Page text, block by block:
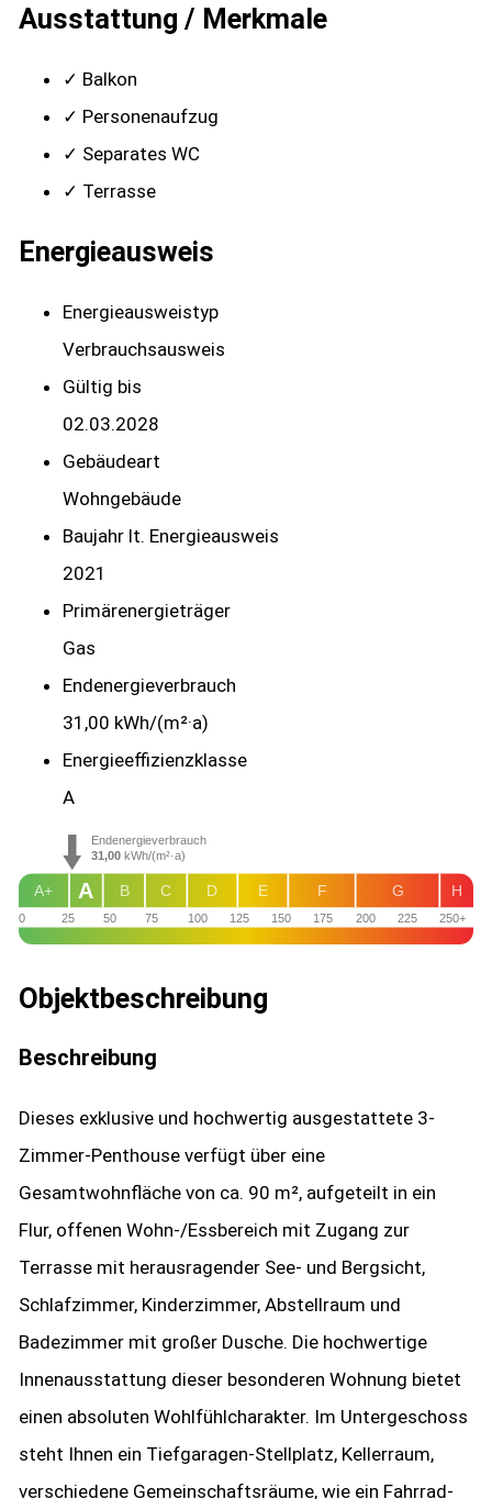
Ausstattung / Merkmale
✓ Balkon
✓ Personenaufzug
✓ Separates WC
✓ Terrasse
Energieausweis
Energieausweistyp
Verbrauchs­ausweis
Gültig bis
02.03.2028
Gebäudeart
Wohngebäude
Baujahr lt. Energieausweis
2021
Primärenergieträger
Gas
Endenergie­verbrauch
31,00 kWh/(m²·a)
Energie­effizienz­klasse
A
0 25 50 75 100 125 150 175 200 225 250+
H
G
F
E
D
C
B
A+ A
Endenergieverbrauch
31,00kWh/(m²·a)
Objekt­beschreibung
Beschreibung
Dieses exklusive und hochwertig ausgestattete 3-
Zimmer-Penthouse verfügt über eine
Gesamtwohnfläche von ca. 90 m², aufgeteilt in ein
Flur, offenen Wohn-/Essbereich mit Zugang zur
Terrasse mit herausragender See- und Bergsicht,
Schlafzimmer, Kinderzimmer, Abstellraum und
Badezimmer mit großer Dusche. Die hochwertige
Innenausstattung dieser besonderen Wohnung bietet
einen absoluten Wohlfühlcharakter. Im Untergeschoss
steht Ihnen ein Tiefgaragen-Stellplatz, Kellerraum,
verschiedene Gemeinschaftsräume, wie ein Fahrrad-